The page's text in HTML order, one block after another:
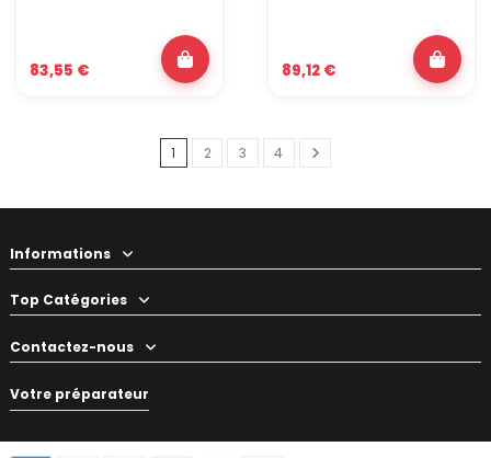
83,55 € 89,12 €
1 2 3 4
Informations
Top Catégories
Contactez-nous
Votre préparateur